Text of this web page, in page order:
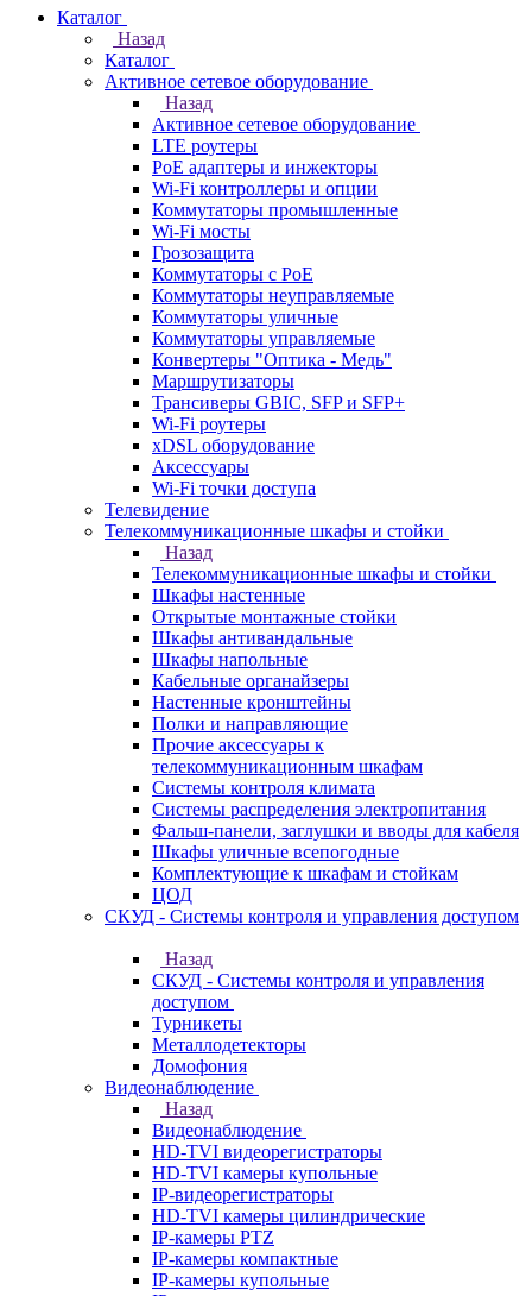
Каталог
Назад
Каталог
Активное сетевое оборудование
Назад
Активное сетевое оборудование
LTE роутеры
PoE адаптеры и инжекторы
Wi-Fi контроллеры и опции
Коммутаторы промышленные
Wi-Fi мосты
Грозозащита
Коммутаторы c PoE
Коммутаторы неуправляемые
Коммутаторы уличные
Коммутаторы управляемые
Конвертеры "Оптика - Медь"
Маршрутизаторы
Трансиверы GBIC, SFP и SFP+
Wi-Fi роутеры
xDSL оборудование
Аксессуары
Wi-Fi точки доступа
Телевидение
Телекоммуникационные шкафы и стойки
Назад
Телекоммуникационные шкафы и стойки
Шкафы настенные
Открытые монтажные стойки
Шкафы антивандальные
Шкафы напольные
Кабельные органайзеры
Настенные кронштейны
Полки и направляющие
Прочие аксессуары к
телекоммуникационным шкафам
Системы контроля климата
Системы распределения электропитания
Фальш-панели, заглушки и вводы для кабеля
Шкафы уличные всепогодные
Комплектующие к шкафам и стойкам
ЦОД
СКУД - Системы контроля и управления доступом
Назад
СКУД - Системы контроля и управления
доступом
Турникеты
Металлодетекторы
Домофония
Видеонаблюдение
Назад
Видеонаблюдение
HD-TVI видеорегистраторы
HD-TVI камеры купольные
IP-видеорегистраторы
HD-TVI камеры цилиндрические
IP-камеры PTZ
IP-камеры компактные
IP-камеры купольные